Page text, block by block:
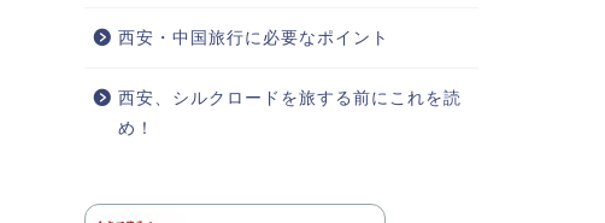
西安・中国旅行に必要なポイント
西安、シルクロードを旅する前にこれを読
め！